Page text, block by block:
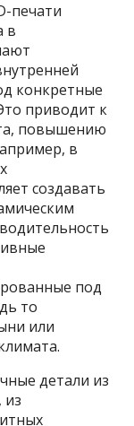
печати
в
конкретные
приводит к
повышению
в
создавать
под
то
или
детали из
из